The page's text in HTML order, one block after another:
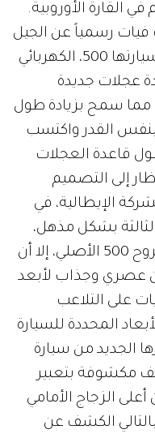
القارة الأوروبية.
عام 2021، تكشف فيات رسمياً عن الجيل
الثالث الجديد بالكامل من طراز سيارتها 500، الكهربائي
عجلات جديدة
لتصنيع 500 لعام 2021، مما سمح بزيادة طول
والعرض بنفس القدر واكتسب
في طول قاعدة العجلات
إلى التصميم
الإيطالية، في
500 وللمرة الثالثة بشكل مذهل،
وعلى الرغم من عدم المساس بروح 500 الأصلي، إلا أن
من عصري وجذاب لأبعد
على التلاعب
المحددة للسيارة
الجديد من سيارة
نصف مكشوفة بتعبير
الزجاج الأمامي
الكشف عن